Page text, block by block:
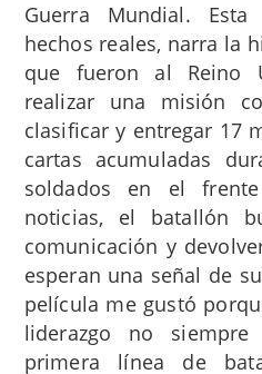
Guerra Mundial.
hechos reales, narra la
que fueron al Reino
realizar una misión
clasificar y entregar 17
cartas acumuladas
soldados en el
noticias, el batallón
comunicación y
esperan una señal de
película me gustó
liderazgo no
primera línea de